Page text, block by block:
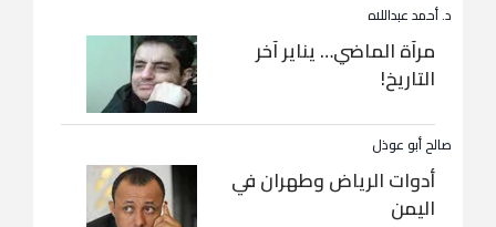
د. أحمد عبداللاه
مرآة الماضي… يناير آخر
التاريخ!
صالح أبو عوذل
أدوات الرياض وطهران في
اليمن